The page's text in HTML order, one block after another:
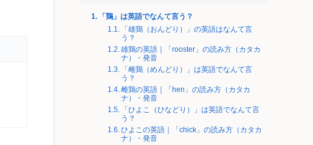
「鶏」は英語でなんて言う？
「雄鶏（おんどり）」の英語はなんて言
う？
雄鶏の英語｜「rooster」の読み方（カタカ
ナ）・発音
「雌鶏（めんどり）」は英語でなんて言
う？
雌鶏の英語｜「hen」の読み方（カタカ
ナ）・発音
「ひよこ（ひなどり）」は英語でなんて言
う？
ひよこの英語｜「chick」の読み方（カタカ
ナ）・発音